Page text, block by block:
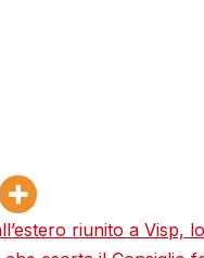
riunito a Visp,